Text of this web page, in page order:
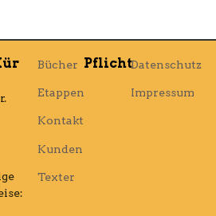
Pflicht
Bücher
Etappen
Kontakt
Kunden
Texter
Datenschutz
Impressum